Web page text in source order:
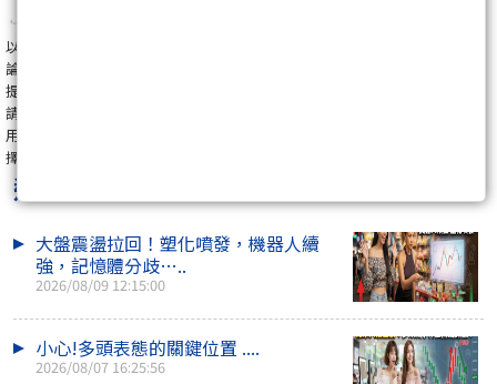
以上所提供之資訊，不保證絕對無誤，資訊如有錯漏而令閣下蒙受損失（不
論是否與侵權行為、訂立契約或其他方面有關），概不負責。同時，上揭所
提供之投資分析技巧與建議，只可作為參考之用，並不構成要約、招攬、邀
請、誘使、任何不論種類或形式之申述或訂立任何建議及推薦，讀者務請運
用個人獨立思考能力自行作出操作決定，如因相關建議招致損失，概與《選
擇權實驗室》無關。
選擇權實驗室
大盤震盪拉回！塑化噴發，機器人續
強，記憶體分歧…..
2026/08/09 12:15:00
小心!多頭表態的關鍵位置 ....
2026/08/07 16:25:56